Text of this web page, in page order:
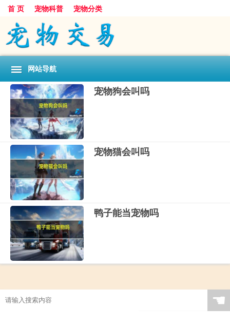
首 页 宠物科普 宠物分类
网站导航
宠物狗会叫吗
宠物猫会叫吗
鸭子能当宠物吗
☚